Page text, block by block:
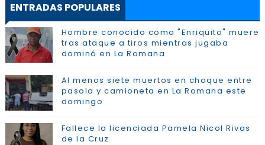
ENTRADAS POPULARES
Hombre conocido como "Enriquito" muere
tras ataque a tiros mientras jugaba
dominó en La Romana
Al menos siete muertos en choque entre
pasola y camioneta en La Romana este
domingo
Fallece la licenciada Pamela Nicol Rivas
de la Cruz